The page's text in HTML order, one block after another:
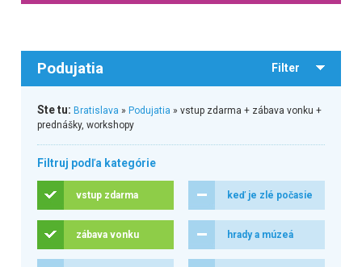
Podujatia Filter
Ste tu: Bratislava » Podujatia » vstup zdarma + zábava vonku +
prednášky, workshopy
Filtruj podľa kategórie
vstup zdarma keď je zlé počasie
zábava vonku hrady a múzeá